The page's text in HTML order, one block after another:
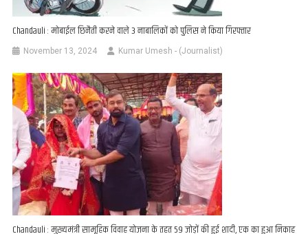
Chandauli : मोबाईल छिनैती करने वाले 3 नाबालिकों को पुलिस ने किया गिरफ्तार
November 13, 2024 Kumar Umesh - (Journalist)
Chandauli : मुख्यमंत्री सामूहिक विवाह योजना के तहत 59 जोड़ों की हुई शादी, एक का हुआ निकाह